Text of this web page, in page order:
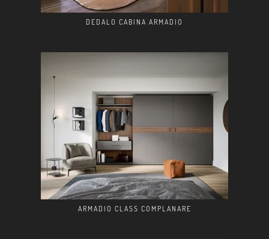
DEDALO CABINA ARMADIO
ARMADIO CLASS COMPLANARE